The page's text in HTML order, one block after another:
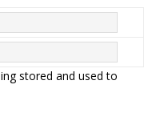
stored and used to